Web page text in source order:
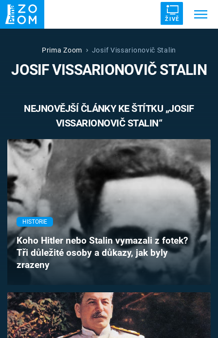
ŽIVĚ
ZRÁDCI DRUHÁ SVĚTOVÁ VÁLKA
ZÁHADY VETŘELCI DÁVNOVĚKU
Témata
Pořady
TV Program
Časopis
Sledujte prima+
Sledujte nás
Prima Zoom Josif Vissarionovič Stalin
JOSIF VISSARIONOVIČ STALIN
NEJNOVĚJŠÍ ČLÁNKY KE ŠTÍTKU „JOSIF
VISSARIONOVIČ STALIN“
HISTORIE
Koho Hitler nebo Stalin vymazali z fotek?
Tři důležité osoby a důkazy, jak byly
zrazeny